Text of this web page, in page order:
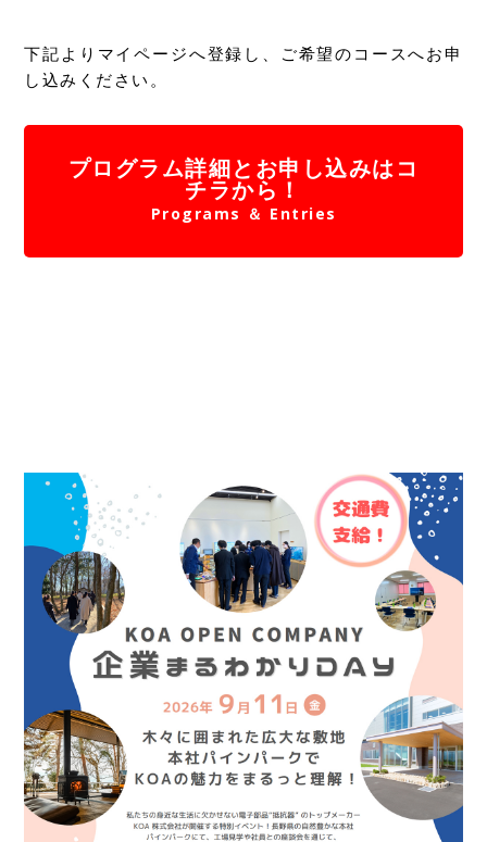
下記よりマイページへ登録し、ご希望のコースへお申
し込みください。
プログラム詳細とお申し込みはコ
チラから！
Programs ＆ Entries